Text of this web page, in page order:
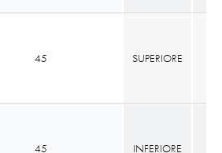
45
45
SUPERIORE
INFERIORE